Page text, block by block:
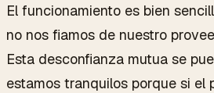
El funcionamiento es bien
no nos fiamos de nuestro
Esta desconfianza mutua se
estamos tranquilos porque si el